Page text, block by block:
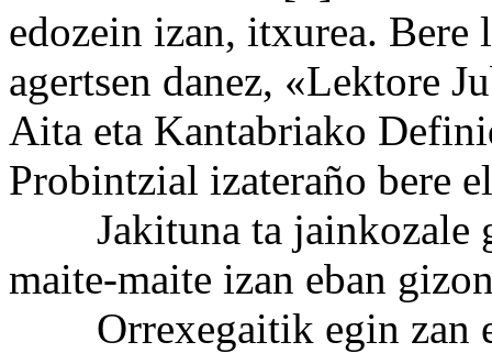
edozein izan, itxurea. Bere
agertsen danez, «Lektore
Aita eta Kantabriako
Probintzial izateraño bere
Jakituna ta jainkozale
maite-maite izan eban
Orrexegaitik egin zan